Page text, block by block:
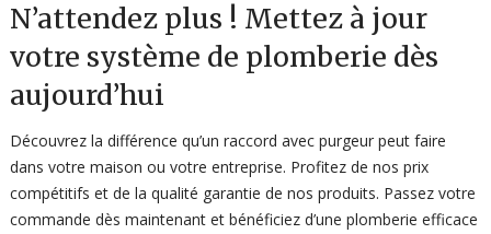
N’attendez plus ! Mettez à jour
votre système de plomberie dès
aujourd’hui
Découvrez la différence qu’un raccord avec purgeur peut faire
dans votre maison ou votre entreprise. Profitez de nos prix
compétitifs et de la qualité garantie de nos produits. Passez votre
commande dès maintenant et bénéficiez d’une plomberie efficace